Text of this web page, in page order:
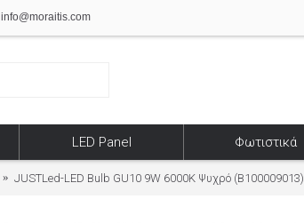
info@moraitis.com
LED Panel Φωτιστικά
JUSTLed-LED Bulb GU10 9W 6000K Ψυχρό (B100009013)